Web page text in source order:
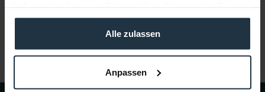
gesammelt haben.
Alle zulassen
Anpassen
4 Wochen ab Bestellung